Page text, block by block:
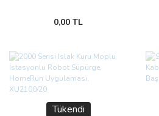
0,00 TL
Tükendi